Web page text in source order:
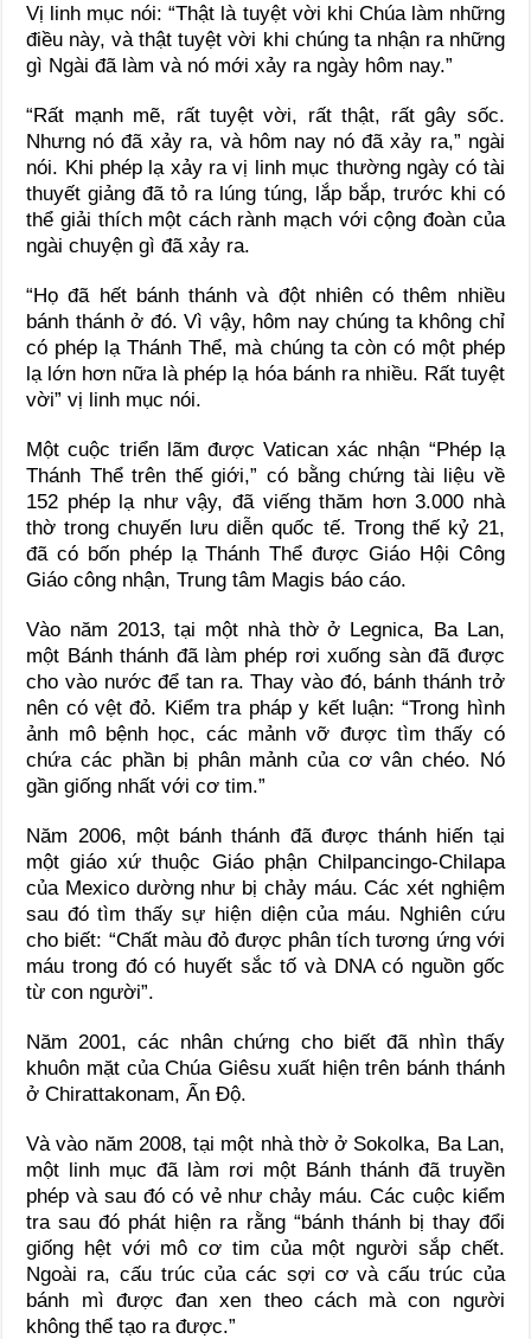
Vị linh mục nói: “Thật là tuyệt vời khi Chúa làm những
điều này, và thật tuyệt vời khi chúng ta nhận ra những
gì Ngài đã làm và nó mới xảy ra ngày hôm nay.”
“Rất mạnh mẽ, rất tuyệt vời, rất thật, rất gây sốc.
Nhưng nó đã xảy ra, và hôm nay nó đã xảy ra,” ngài
nói. Khi phép lạ xảy ra vị linh mục thường ngày có tài
thuyết giảng đã tỏ ra lúng túng, lắp bắp, trước khi có
thể giải thích một cách rành mạch với cộng đoàn của
ngài chuyện gì đã xảy ra.
“Họ đã hết bánh thánh và đột nhiên có thêm nhiều
bánh thánh ở đó. Vì vậy, hôm nay chúng ta không chỉ
có phép lạ Thánh Thể, mà chúng ta còn có một phép
lạ lớn hơn nữa là phép lạ hóa bánh ra nhiều. Rất tuyệt
vời” vị linh mục nói.
Một cuộc triển lãm được Vatican xác nhận “Phép lạ
Thánh Thể trên thế giới,” có bằng chứng tài liệu về
152 phép lạ như vậy, đã viếng thăm hơn 3.000 nhà
thờ trong chuyến lưu diễn quốc tế. Trong thế kỷ 21,
đã có bốn phép lạ Thánh Thể được Giáo Hội Công
Giáo công nhận, Trung tâm Magis báo cáo.
Vào năm 2013, tại một nhà thờ ở Legnica, Ba Lan,
một Bánh thánh đã làm phép rơi xuống sàn đã được
cho vào nước để tan ra. Thay vào đó, bánh thánh trở
nên có vệt đỏ. Kiểm tra pháp y kết luận: “Trong hình
ảnh mô bệnh học, các mảnh vỡ được tìm thấy có
chứa các phần bị phân mảnh của cơ vân chéo. Nó
gần giống nhất với cơ tim.”
Năm 2006, một bánh thánh đã được thánh hiến tại
một giáo xứ thuộc Giáo phận Chilpancingo-Chilapa
của Mexico dường như bị chảy máu. Các xét nghiệm
sau đó tìm thấy sự hiện diện của máu. Nghiên cứu
cho biết: “Chất màu đỏ được phân tích tương ứng với
máu trong đó có huyết sắc tố và DNA có nguồn gốc
từ con người”.
Năm 2001, các nhân chứng cho biết đã nhìn thấy
khuôn mặt của Chúa Giêsu xuất hiện trên bánh thánh
ở Chirattakonam, Ấn Độ.
Và vào năm 2008, tại một nhà thờ ở Sokolka, Ba Lan,
một linh mục đã làm rơi một Bánh thánh đã truyền
phép và sau đó có vẻ như chảy máu. Các cuộc kiểm
tra sau đó phát hiện ra rằng “bánh thánh bị thay đổi
giống hệt với mô cơ tim của một người sắp chết.
Ngoài ra, cấu trúc của các sợi cơ và cấu trúc của
bánh mì được đan xen theo cách mà con người
không thể tạo ra được.”